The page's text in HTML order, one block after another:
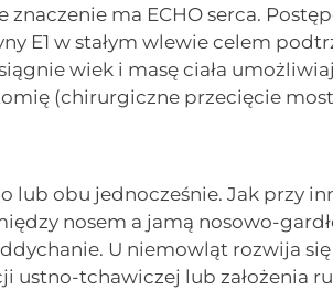
ma ECHO serca.
E1 w stałym wlewie celem
wiek i masę ciała
(chirurgiczne przecięcie
lub obu jednocześnie. Jak przy
nosem a jamą nosowo-
U niemowląt rozwija się
tchawiczej lub założenia